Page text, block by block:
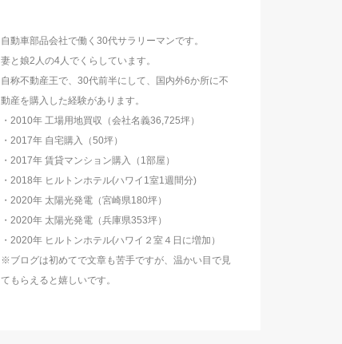
自動車部品会社で働く30代サラリーマンです。
妻と娘2人の4人でくらしています。
自称不動産王で、30代前半にして、国内外6か所に不
動産を購入した経験があります。
・2010年 工場用地買収（会社名義36,725坪）
・2017年 自宅購入（50坪）
・2017年 賃貸マンション購入（1部屋）
・2018年 ヒルトンホテル(ハワイ1室1週間分)
・2020年 太陽光発電（宮崎県180坪）
・2020年 太陽光発電（兵庫県353坪）
・2020年 ヒルトンホテル(ハワイ２室４日に増加）
※ブログは初めてで文章も苦手ですが、温かい目で見
てもらえると嬉しいです。